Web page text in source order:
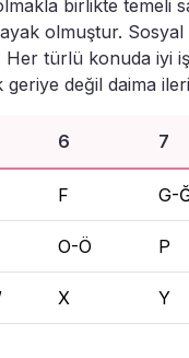
birlikte temeli
olmuştur.
Her türlü konuda iyi
değil daima
6 7
F G-
O-Ö P
X Y